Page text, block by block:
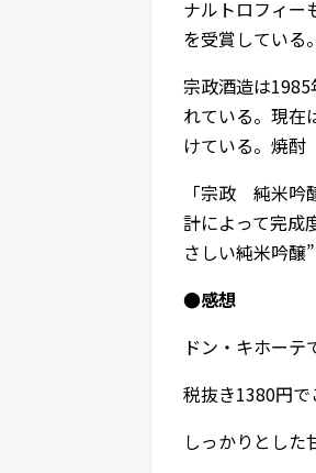
ナルトロフィー
を受賞している。
宗政酒造は
れている。現在
けている。焼酎
「宗政 純米吟
計によって完成
さしい純米吟醸”
●感想
ドン・キホーテ
税抜き1380円で
しっかりとした